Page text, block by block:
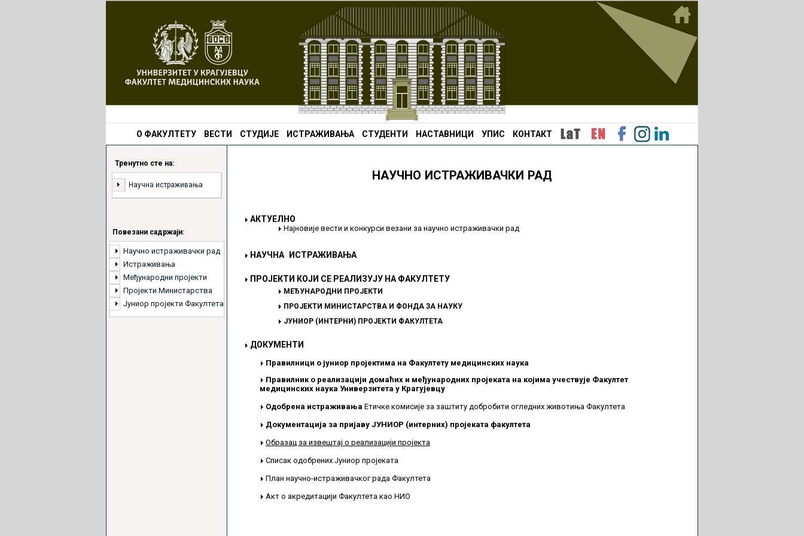
О ФАКУЛТЕТУ ВЕСТИ СТУДИЈЕ ИСТРАЖИВАЊА СТУДЕНТИ НАСТАВНИЦИ УПИС КОНТАКТ
Тренутно сте на:
Научна истраживања
Повезани садржаји:
Научно истраживачки рад
Истраживања
Међународни пројекти
Пројекти Министарства
Јуниор пројекти Факултета
НАУЧНО ИСТРАЖИВАЧКИ РАД
АКТУЕЛНО
Најновије вести и конкурси везани за научно истраживачки рад
НАУЧНА ИСТРАЖИВАЊА
ПРОЈЕКТИ КОЈИ СЕ РЕАЛИЗУЈУ НА ФАКУЛТЕТУ
МЕЂУНАРОДНИ ПРОЈЕКТИ
ПРОЈЕКТИ МИНИСТАРСТВА И ФОНДА ЗА НАУКУ
ЈУНИОР (ИНТЕРНИ) ПРОЈЕКТИ ФАКУЛТЕТА
ДОКУМЕНТИ
Правилници о јуниор пројектима на Факултету медицинских наука
Правилник о реализацији домаћих и међународних пројеката на којима учествује Факултет
медицинских наука Универзитета у Крагујевцу
Одобрена истраживања Етичке комисије за заштиту добробити огледних животиња Факултета
Документација за пријаву ЈУНИОР (интерних) пројеката факултета
Образац за извештај о реализацији пројекта
Списак одобрених Јуниор пројеката
План научно-истраживачког рада Факултета
Акт о акредитацији Факултета као НИO